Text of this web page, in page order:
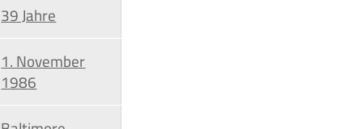
39 Jahre
1. November
1986